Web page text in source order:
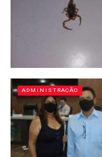
ADMINISTRAÇÃO